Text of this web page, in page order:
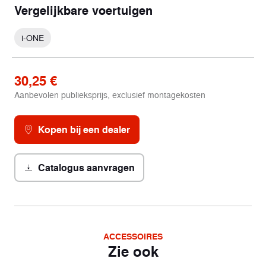
Vergelijkbare voertuigen
i-ONE
30,25 €
Aanbevolen publieksprijs, exclusief montagekosten
Kopen bij een dealer
Catalogus aanvragen
ACCESSOIRES
Zie ook